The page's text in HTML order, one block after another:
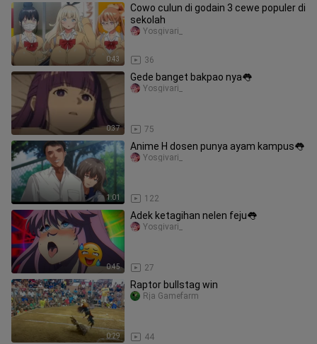
0:43
Cowo culun di godain 3 cewe populer di
sekolah
36
Yosgivari_
0:37
Gede banget bakpao nya👅
75
Yosgivari_
1:01
Anime H dosen punya ayam kampus👅
122
Yosgivari_
0:45
Adek ketagihan nelen feju👅
27
Yosgivari_
0:29
Raptor bullstag win
44
Rja Gamefarm